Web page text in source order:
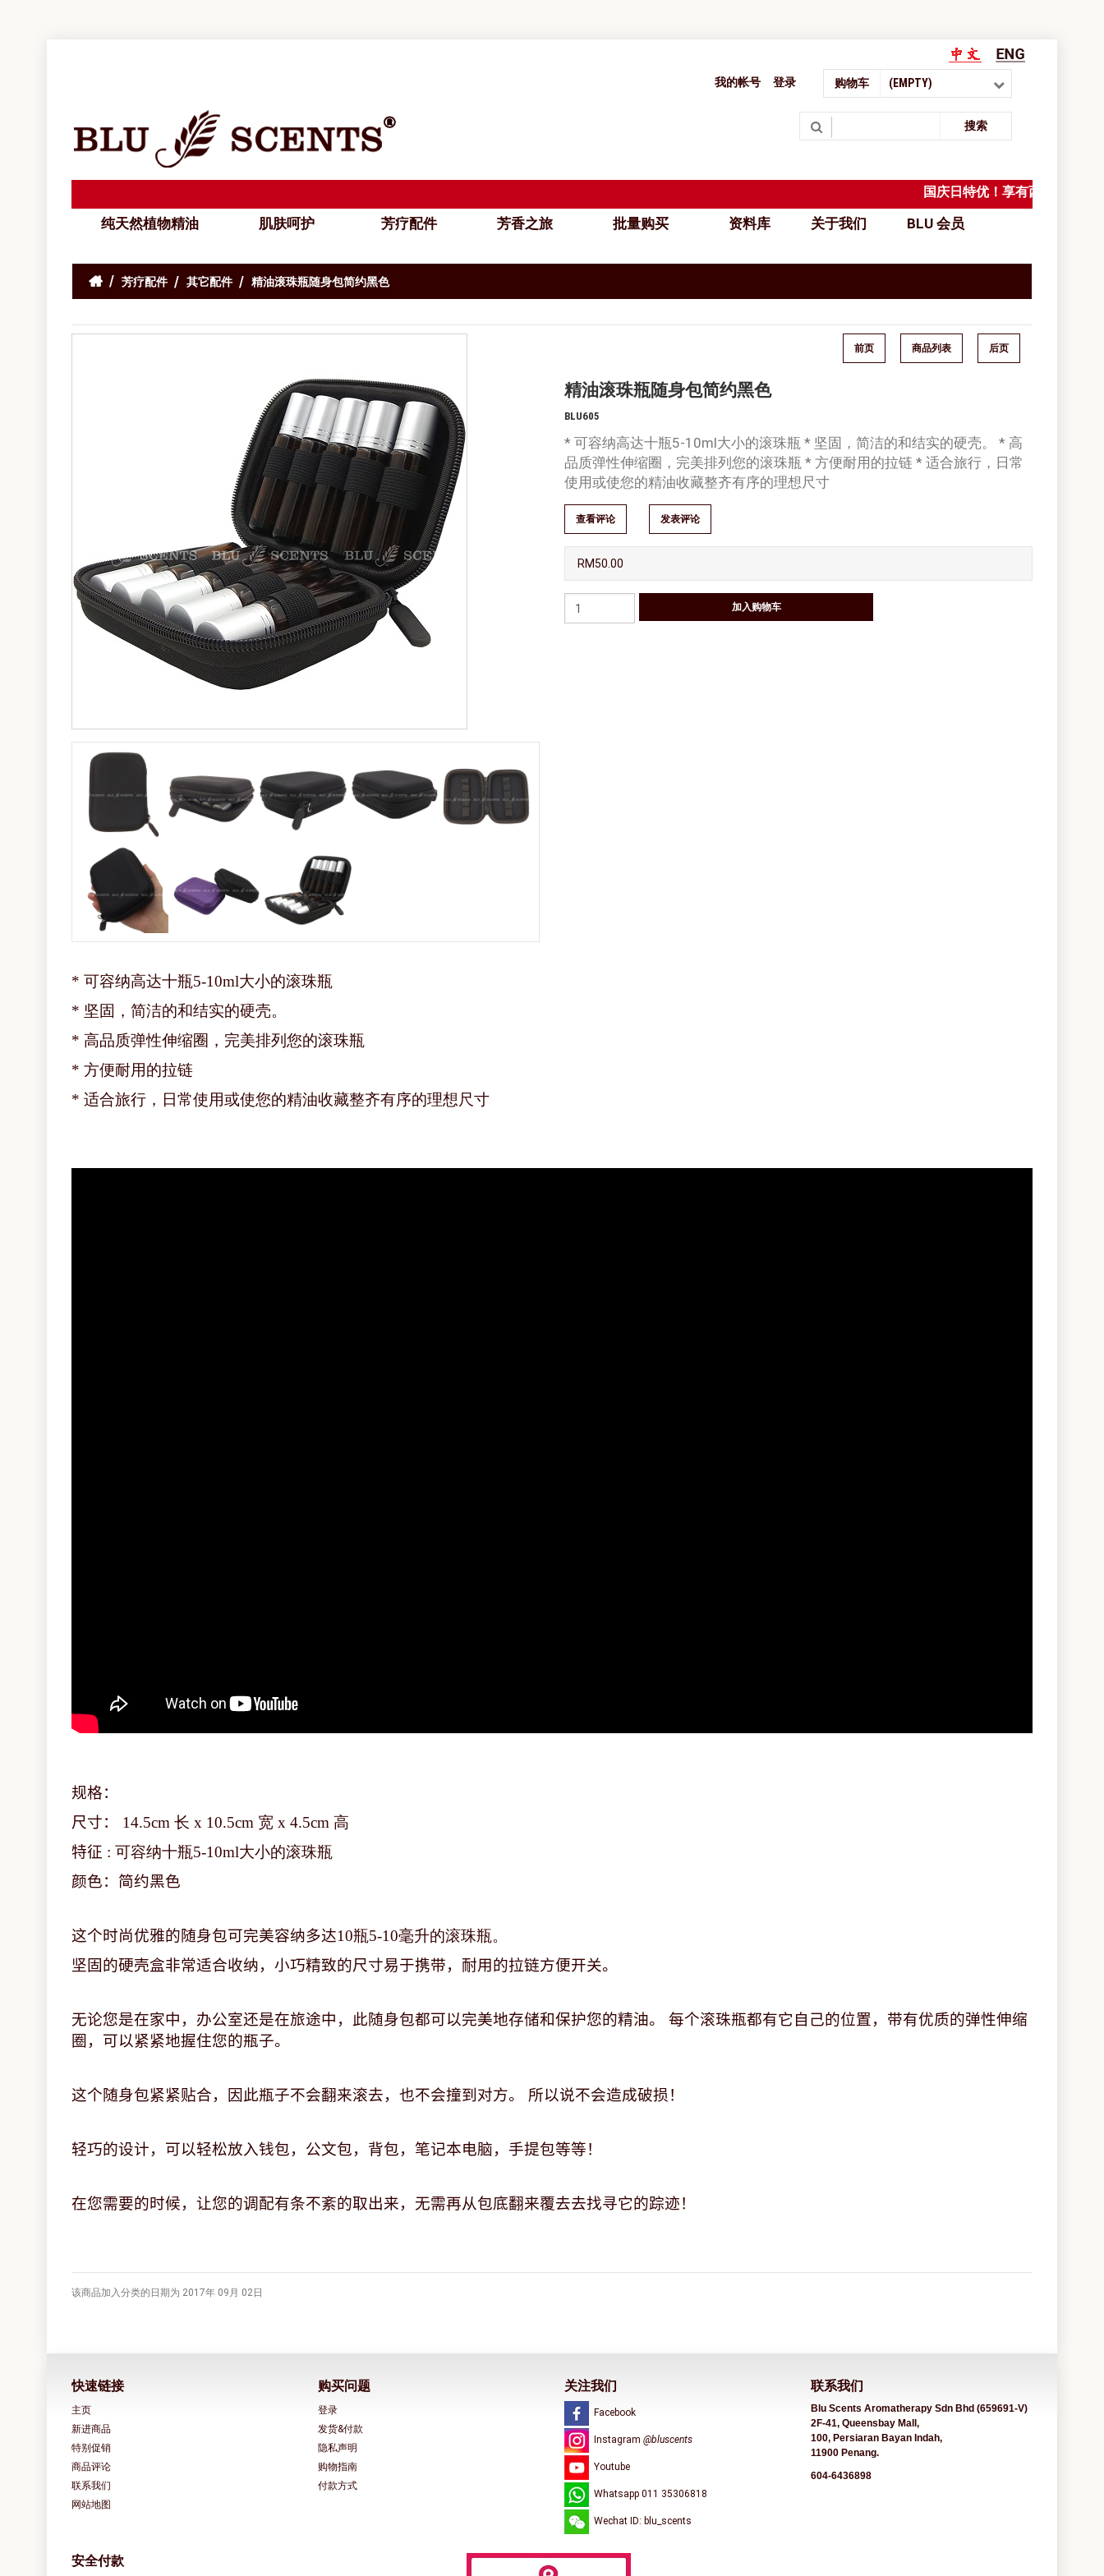
购物车 (EMPTY)
我的帐号 登录
搜索
国庆日特优！享有西马免
纯天然植物精油 肌肤呵护 芳疗配件 芳香之旅 批量购买 资料库 关于我们 BLU 会员
芳疗配件 其它配件 精油滚珠瓶随身包简约黑色
前页 商品列表 后页
精油滚珠瓶随身包简约黑色
BLU605
* 可容纳高达十瓶5-10ml大小的滚珠瓶 * 坚固，简洁的和结实的硬壳。 * 高
品质弹性伸缩圈，完美排列您的滚珠瓶 * 方便耐用的拉链 * 适合旅行，日常
使用或使您的精油收藏整齐有序的理想尺寸
查看评论 发表评论
RM50.00
* 可容纳高达十瓶5-10ml大小的滚珠瓶
* 坚固，简洁的和结实的硬壳。
* 高品质弹性伸缩圈，完美排列您的滚珠瓶
* 方便耐用的拉链
* 适合旅行，日常使用或使您的精油收藏整齐有序的理想尺寸
规格：
尺寸：
14.5cm 长 x 10.5cm 宽 x 4.5cm 高
特征 : 可容纳十瓶5-10ml大小的滚珠瓶
颜色：简约黑色
这个时尚优雅的随身包可完美容纳多达10瓶5-10毫升的滚珠瓶。
坚固的硬壳盒非常适合收纳，小巧精致的尺寸易于携带，耐用的拉链方便开关。
无论您是在家中，办公室还是在旅途中，此随身包都可以完美地存储和保护您的精油。 每个滚珠瓶都有它自己的位置，带有优质的弹性伸缩
圈，可以紧紧地握住您的瓶子。
这个随身包紧紧贴合，因此瓶子不会翻来滚去，也不会撞到对方。 所以说不会造成破损！
轻巧的设计，可以轻松放入钱包，公文包，背包，笔记本电脑，手提包等等！
在您需要的时候，让您的调配有条不紊的取出来，无需再从包底翻来覆去去找寻它的踪迹！
该商品加入分类的日期为 2017年 09月 02日
快速链接
主页
新进商品
特别促销
商品评论
联系我们
网站地图
购买问题
登录
发货&付款
隐私声明
购物指南
付款方式
关注我们
Facebook
Instagram @bluscents
Youtube
Whatsapp 011 35306818
Wechat ID: blu_scents
联系我们
Blu Scents Aromatherapy Sdn Bhd (659691-V)
2F-41, Queensbay Mall,
100, Persiaran Bayan Indah,
11900 Penang.
604-6436898
安全付款